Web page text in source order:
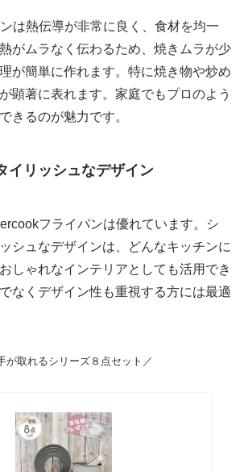
は熱伝導が非常に良く、食材を均一
がムラなく伝わるため、焼きムラが少
が簡単に作れます。特に焼き物や炒め
顕著に表れます。家庭でもプロのよう
きるのが魅力です。
イリッシュなデザイン
フライパンは優れています。シ
シュなデザインは、どんなキッチンに
しゃれなインテリアとしても活用でき
なくデザイン性も重視する方には最適
が取れるシリーズ８点セット／